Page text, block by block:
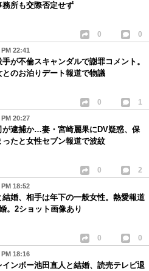
所も交際否定せず
0 0
22:41
が不倫スキャンダルで謝罪コメント。
とのお泊りデート報道で物議
0 1
20:27
逮捕か…妻・宮崎麗果にDV疑惑、保
たと女性セブン報道で波紋
0 2
18:52
結婚、相手は年下の一般女性。熱愛報道
。2ショット画像あり
0 0
18:16
ンボー池田直人と結婚、読売テレビ退